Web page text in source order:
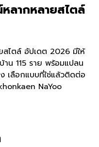
ลากหลายสไตล์
สไตล์ อัปเดต 2026 มีให้
าน 115 ราย พร้อมแปลน
เลือกแบบที่ใช่แล้วติดต่อ
NaYoo